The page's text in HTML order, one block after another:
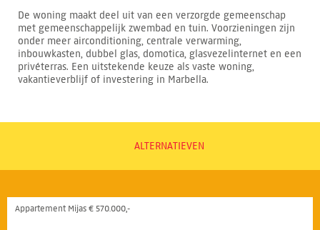
De woning maakt deel uit van een verzorgde gemeenschap
met gemeenschappelijk zwembad en tuin. Voorzieningen zijn
onder meer airconditioning, centrale verwarming,
inbouwkasten, dubbel glas, domotica, glasvezelinternet en een
privéterras. Een uitstekende keuze als vaste woning,
vakantieverblijf of investering in Marbella.
ALTERNATIEVEN
Appartement Mijas € 570.000,-